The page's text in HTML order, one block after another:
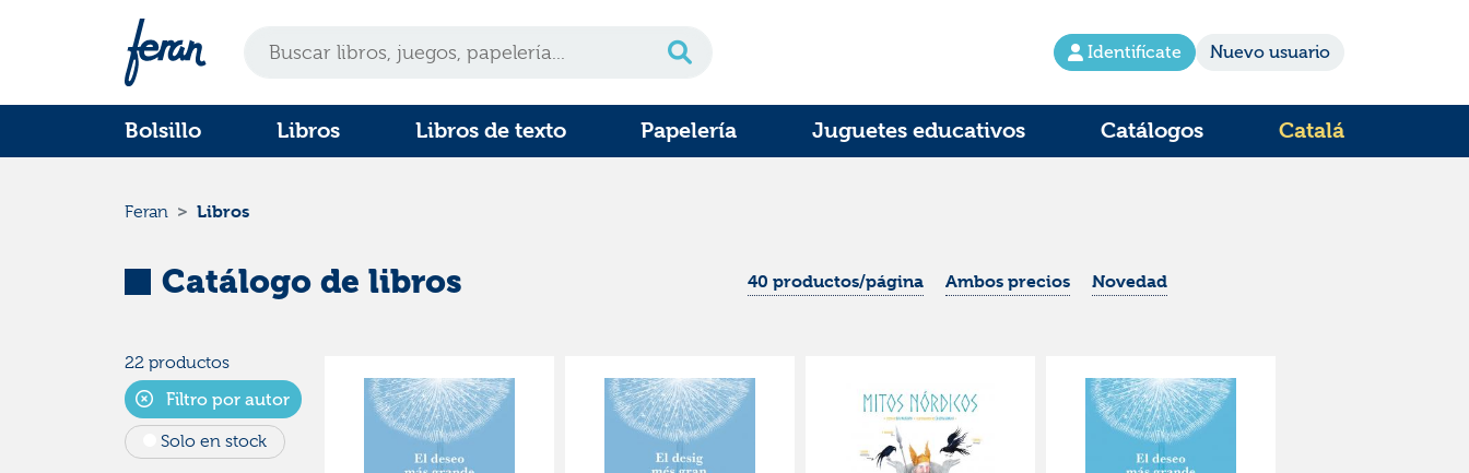
Identifícate Nuevo usuario
Bolsillo Libros Libros de texto Papelería Juguetes educativos Catálogos Catalá
Feran Libros
Catálogo de libros 40 productos/página Ambos precios Novedad
22 productos
Filtro por autor
Solo en stock